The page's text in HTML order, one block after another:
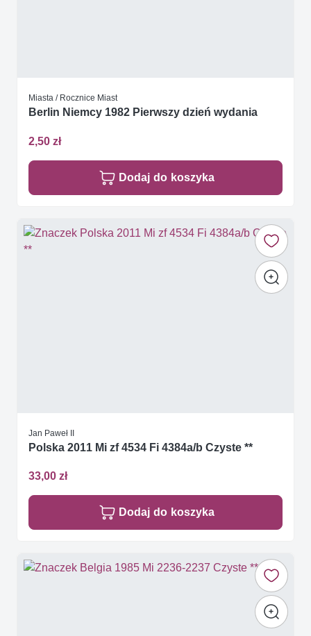
Miasta / Rocznice Miast
Berlin Niemcy 1982 Pierwszy dzień wydania
2,50 zł
Dodaj do koszyka
Jan Paweł II
Polska 2011 Mi zf 4534 Fi 4384a/b Czyste **
33,00 zł
Dodaj do koszyka